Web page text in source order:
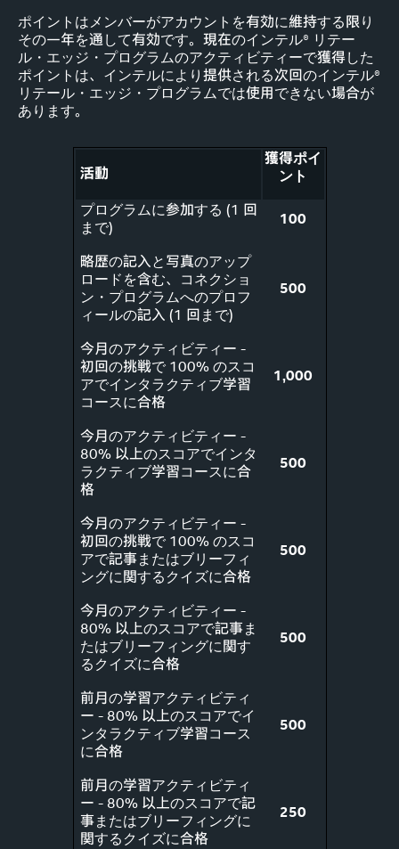
ポイントはメンバーがアカウントを有効に維持する限り
その一年を通して有効です。現在のインテル® リテー
ル・エッジ・プログラムのアクティビティーで獲得した
ポイントは、インテルにより提供される次回のインテル®
リテール・エッジ・プログラムでは使用できない場合が
あります。
活動
獲得ポイ
ント
プログラムに参加する (1 回
まで)
100
略歴の記入と写真のアップ
ロードを含む、コネクショ
ン・プログラムへのプロフ
ィールの記入 (1 回まで)
500
今月のアクティビティー -
初回の挑戦で 100% のスコ
アでインタラクティブ学習
コースに合格
1,000
今月のアクティビティー -
80% 以上のスコアでインタ
ラクティブ学習コースに合
格
500
今月のアクティビティー -
初回の挑戦で 100% のスコ
アで記事またはブリーフィ
ングに関するクイズに合格
500
今月のアクティビティー -
80% 以上のスコアで記事ま
たはブリーフィングに関す
るクイズに合格
500
前月の学習アクティビティ
ー - 80% 以上のスコアでイ
ンタラクティブ学習コース
に合格
500
前月の学習アクティビティ
ー - 80% 以上のスコアで記
事またはブリーフィングに
関するクイズに合格
250